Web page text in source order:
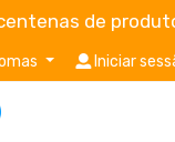
de
Iniciar